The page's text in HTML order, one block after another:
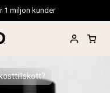
1 miljon kunder